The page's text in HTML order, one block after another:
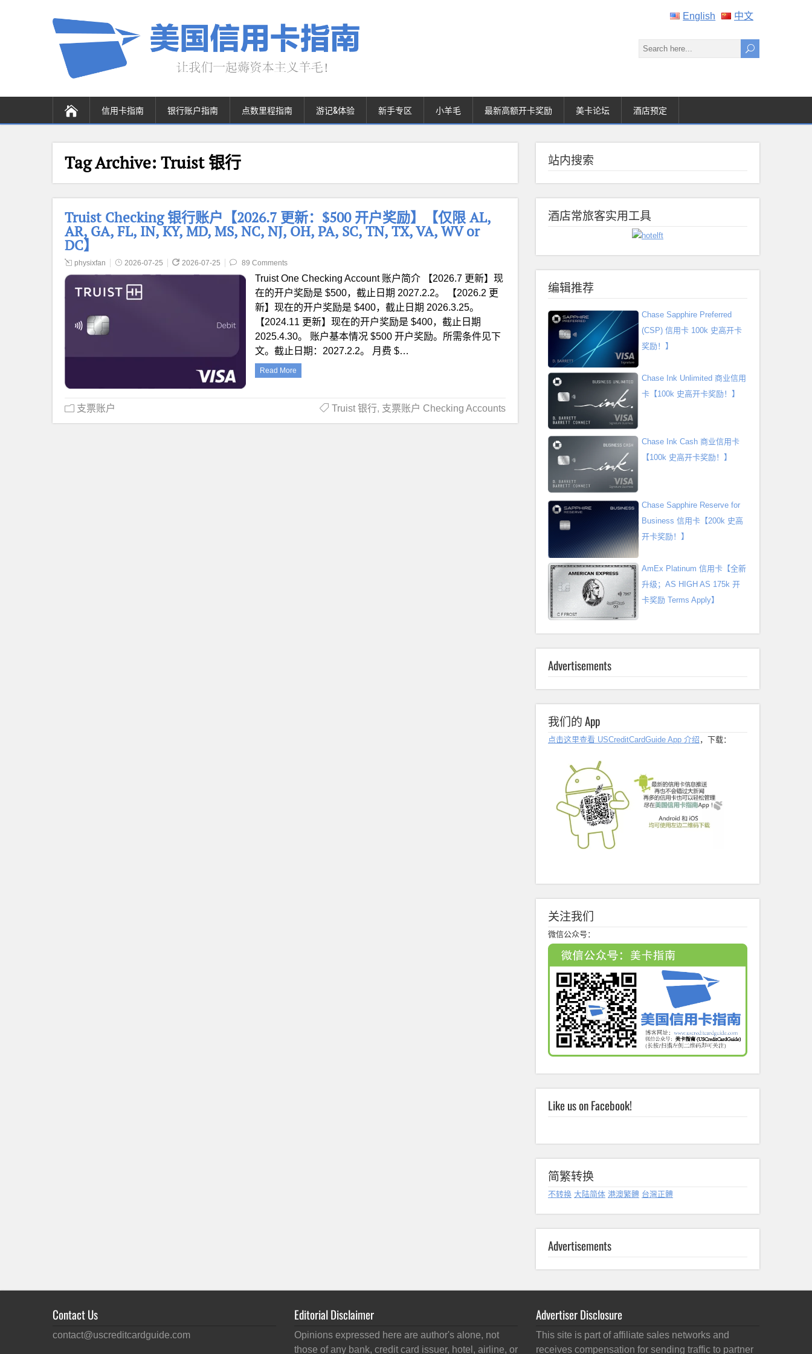
English 中文
信用卡指南 银行账户指南 点数里程指南 游记&体验 新手专区 小羊毛 最新高额开卡奖励 美卡论坛 酒店预定
Tag Archive: Truist 银行
Truist Checking 银行账户【2026.7 更新：$500 开户奖励】【仅限 AL,
AR, GA, FL, IN, KY, MD, MS, NC, NJ, OH, PA, SC, TN, TX, VA, WV or
DC】
physixfan 2026-07-25 2026-07-25 89 Comments
Truist One Checking Account 账户简介 【2026.7 更新】现
在的开户奖励是 $500，截止日期 2027.2.2。 【2026.2 更
新】现在的开户奖励是 $400，截止日期 2026.3.25。
【2024.11 更新】现在的开户奖励是 $400，截止日期
2025.4.30。 账户基本情况 $500 开户奖励。所需条件见下
文。截止日期：2027.2.2。 月费 $…
Read More
支票账户 Truist 银行, 支票账户 Checking Accounts
站内搜索
酒店常旅客实用工具
编辑推荐
Chase Sapphire Preferred
(CSP) 信用卡 100k 史高开卡
奖励！】
Chase Ink Unlimited 商业信用
卡【100k 史高开卡奖励！】
Chase Ink Cash 商业信用卡
【100k 史高开卡奖励！】
Chase Sapphire Reserve for
Business 信用卡【200k 史高
开卡奖励！】
AmEx Platinum 信用卡【全新
升级；AS HIGH AS 175k 开
卡奖励 Terms Apply】
Advertisements
我们的 App
点击这里查看 USCreditCardGuide App 介绍 ，下载：
关注我们
微信公众号：
Like us on Facebook!
简繁转换
不转换 大陆简体 港澳繁體 台灣正體
Advertisements
Contact Us
contact@uscreditcardguide.com
Editorial Disclaimer
Opinions expressed here are author's alone, not
those of any bank, credit card issuer, hotel, airline, or
Advertiser Disclosure
This site is part of affiliate sales networks and
receives compensation for sending traffic to partner